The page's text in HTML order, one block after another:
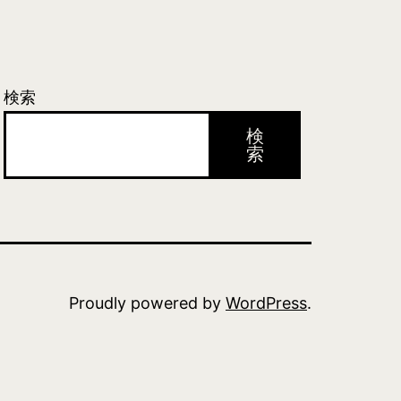
検索
検
索
Proudly powered by WordPress.